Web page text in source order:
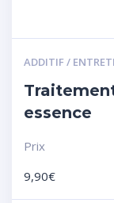
ADDITIF /
essence
Prix
9,90€